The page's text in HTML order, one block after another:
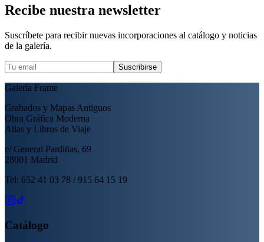
Recibe nuestra newsletter
Suscríbete para recibir nuevas incorporaciones al catálogo y noticias
de la galería.
Suscribirse
Galería Frame
Grabados y Mapas Antiguos
Obra Gráfica Moderna
Atlas y Libros de Viaje
c/ General Pardiñas, 69
28001 Madrid
Tel: 652 41 03 78 / 915 64 15 19
Catálogo